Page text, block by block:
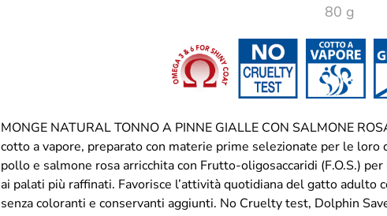
80 g
MONGE NATURAL TONNO A PINNE GIALLE CON SALMONE
cotto a vapore, preparato con materie prime selezionate per le
pollo e salmone rosa arricchita con Frutto-oligosaccaridi (F.O.S.)
ai palati più raffinati. Favorisce l’attività quotidiana del gatto
senza coloranti e conservanti aggiunti. No Cruelty test, Dolphin